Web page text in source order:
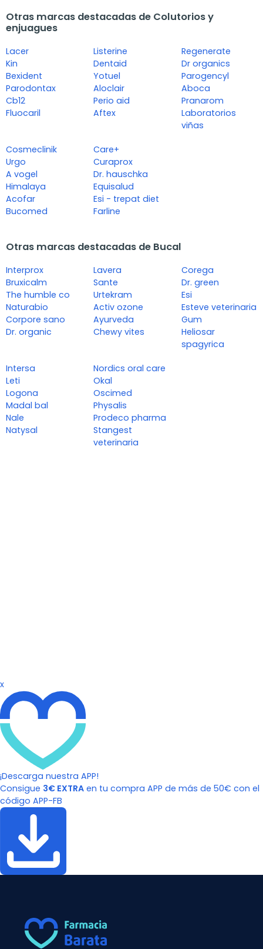
Otras marcas destacadas de Colutorios y
enjuagues
Lacer
Kin
Bexident
Parodontax
Cb12
Fluocaril
Listerine
Dentaid
Yotuel
Aloclair
Perio aid
Aftex
Regenerate
Dr organics
Parogencyl
Aboca
Pranarom
Laboratorios
viñas
Cosmeclinik
Urgo
A vogel
Himalaya
Acofar
Bucomed
Care+
Curaprox
Dr. hauschka
Equisalud
Esi - trepat diet
Farline
Otras marcas destacadas de Bucal
Interprox
Bruxicalm
The humble co
Naturabio
Corpore sano
Dr. organic
Lavera
Sante
Urtekram
Activ ozone
Ayurveda
Chewy vites
Corega
Dr. green
Esi
Esteve veterinaria
Gum
Heliosar
spagyrica
Intersa
Leti
Logona
Madal bal
Nale
Natysal
Nordics oral care
Okal
Oscimed
Physalis
Prodeco pharma
Stangest
veterinaria
x
¡Descarga nuestra APP!
Consigue 3€ EXTRA en tu compra APP de más de 50€ con el
código APP-FB